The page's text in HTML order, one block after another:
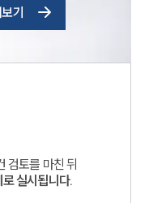
기
검토를 마친 뒤
실시됩니다.